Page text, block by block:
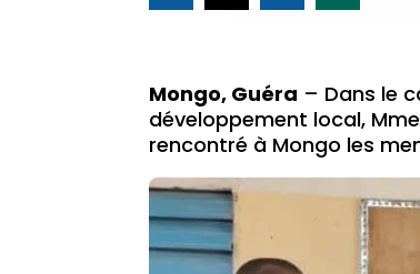
Mongo, Guéra – Dans le
développement local,
rencontré à Mongo les